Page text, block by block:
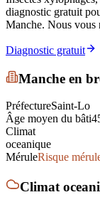
diagnostic gratuit
Manche. Nous vous
Diagnostic gratuit
Manche en
PréfectureSaint-Lo
Âge moyen du bâti
Climat
oceanique
MéruleRisque
Climat